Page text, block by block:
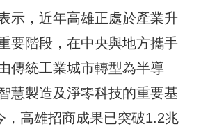
示，近年高雄正處於產業升
要階段，在中央與地方攜手
傳統工業城市轉型為半導
慧製造及淨零科技的重要基
，高雄招商成果已突破1.2兆